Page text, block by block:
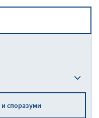
споразуми